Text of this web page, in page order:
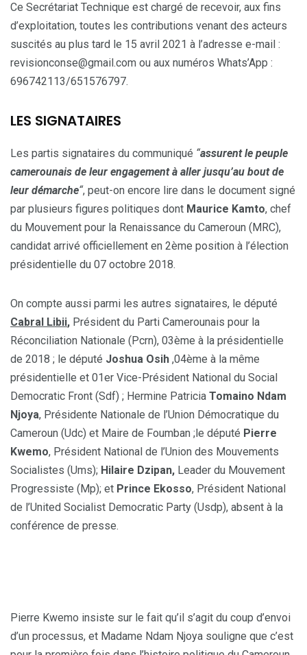
Ce Secrétariat Technique est chargé de recevoir, aux fins
d’exploitation, toutes les contributions venant des acteurs
suscités au plus tard le 15 avril 2021 à l’adresse e-mail :
revisionconse@gmail.com ou aux numéros Whats’App :
696742113/651576797.
LES SIGNATAIRES
Les partis signataires du communiqué “assurent le peuple
camerounais de leur engagement à aller jusqu’au bout de
leur démarche“, peut-on encore lire dans le document signé
par plusieurs figures politiques dont Maurice Kamto, chef
du Mouvement pour la Renaissance du Cameroun (MRC),
candidat arrivé officiellement en 2ème position à l’élection
présidentielle du 07 octobre 2018.
On compte aussi parmi les autres signataires, le député
Cabral Libii, Président du Parti Camerounais pour la
Réconciliation Nationale (Pcrn), 03ème à la présidentielle
de 2018 ; le député Joshua Osih ,04ème à la même
présidentielle et 01er Vice-Président National du Social
Democratic Front (Sdf) ; Hermine Patricia Tomaino Ndam
Njoya, Présidente Nationale de l’Union Démocratique du
Cameroun (Udc) et Maire de Foumban ;le député Pierre
Kwemo, Président National de l’Union des Mouvements
Socialistes (Ums); Hilaire Dzipan, Leader du Mouvement
Progressiste (Mp); et Prince Ekosso, Président National
de l’United Socialist Democratic Party (Usdp), absent à la
conférence de presse.
Pierre Kwemo insiste sur le fait qu’il s’agit du coup d’envoi
d’un processus, et Madame Ndam Njoya souligne que c’est